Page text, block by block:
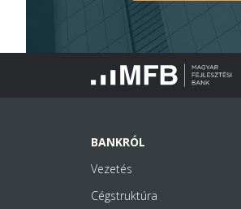
BANKRÓL
Vezetés
Cégstruktúra